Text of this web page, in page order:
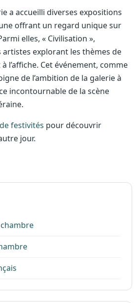
a accueilli diverses expositions
offrant un regard unique sur
elles, « Civilisation »,
explorant les thèmes de
l’affiche. Cet événement, comme
de l’ambition de la galerie à
incontournable de la scène
festivités pour découvrir
jour.